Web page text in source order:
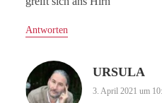
Antworten
URSULA
3. April 2021 um